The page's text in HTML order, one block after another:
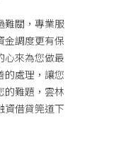
難關，專業服
金調度更有保
心來為您做最
的處理，讓您
的難題，雲林
資借貸筦道下